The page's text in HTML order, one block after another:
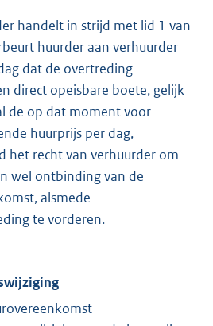
handelt in strijd met lid 1 van
huurder aan verhuurder
dat de overtreding
direct opeisbare boete, gelijk
de op dat moment voor
huurprijs per dag,
het recht van verhuurder om
wel ontbinding van de
alsmede
te vorderen.